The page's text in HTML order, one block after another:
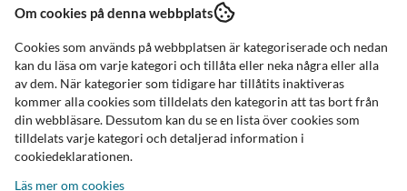
Art.nr: P22603KB
Beskrivning
Om cookies på denna webbplats
Cookies som används på webbplatsen är kategoriserade och nedan
kan du läsa om varje kategori och tillåta eller neka några eller alla
av dem. När kategorier som tidigare har tillåtits inaktiveras
kommer alla cookies som tilldelats den kategorin att tas bort från
din webbläsare. Dessutom kan du se en lista över cookies som
tilldelats varje kategori och detaljerad information i
cookiedeklarationen.
Läs mer om cookies